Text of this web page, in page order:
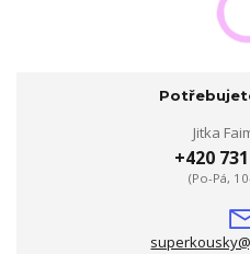
Jitka
+420
(Po-Pá,